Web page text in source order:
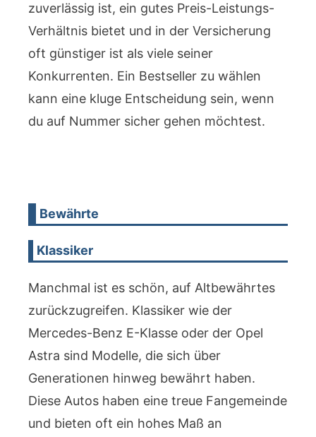
zuverlässig ist, ein gutes Preis-Leistungs-
Verhältnis bietet und in der Versicherung
oft günstiger ist als viele seiner
Konkurrenten. Ein Bestseller zu wählen
kann eine kluge Entscheidung sein, wenn
du auf Nummer sicher gehen möchtest.
Bewährte
Klassiker
Manchmal ist es schön, auf Altbewährtes
zurückzugreifen. Klassiker wie der
Mercedes-Benz E-Klasse oder der Opel
Astra sind Modelle, die sich über
Generationen hinweg bewährt haben.
Diese Autos haben eine treue Fangemeinde
und bieten oft ein hohes Maß an